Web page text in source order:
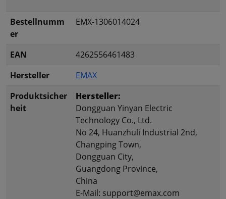
Bestellnumm
er
EMX-1306014024
EAN
4262556461483
Hersteller
EMAX
Produktsicher
heit
Hersteller:
Dongguan Yinyan Electric
Technology Co., Ltd.
No 24, Huanzhuli Industrial 2nd,
Changping Town,
Dongguan City,
Guangdong Province,
China
E-Mail: support@emax.com